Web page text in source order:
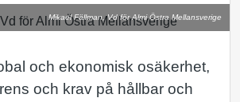
Mikael Fällman, Vd för Almi Östra Mellansverige
och ekonomisk osäkerhet,
och krav på hållbar och